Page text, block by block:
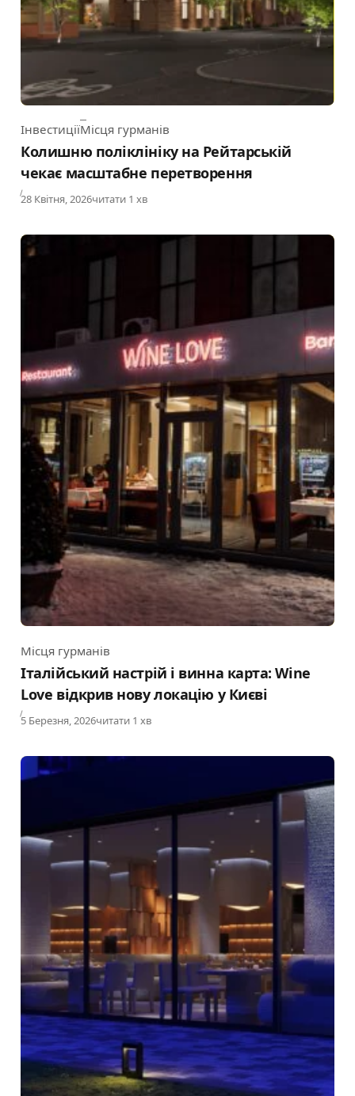
Category
ІнвестиціїМісця гурманів
Колишню поліклініку на Рейтарській
чекає масштабне перетворення
Published
28 Квітня, 2026читати 1 хв
Category
Місця гурманів
Італійський настрій і винна карта: Wine
Love відкрив нову локацію у Києві
Published
5 Березня, 2026читати 1 хв